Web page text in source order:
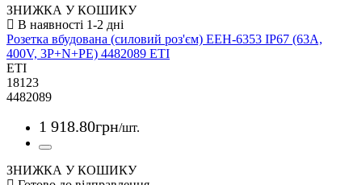
ЗНИЖКА У КОШИКУ
Розетка вбудована (силовий роз'єм) EEH-6353 IP67 (63A,
400V, 3P+N+PE) 4482089 ETI
ETI
18123
4482089
1 918.80грн/шт.
ЗНИЖКА У КОШИКУ